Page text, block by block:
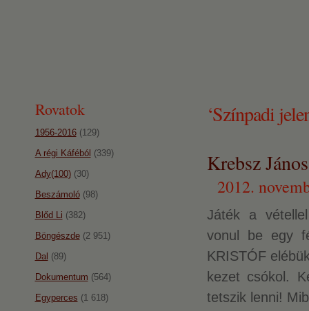
‘Színpadi
Krebsz
2012.
Játék a
vonul be egy
KRISTÓF
kezet csókol.
tetszik lenni!
Rovatok
1956-2016(129)
A régi Káféból (339)
Ady(100)(30)
Beszámoló(98)
Blőd Li (382)
Böngészde(2 951)
Dal (89)
Dokumentum (564)
Egyperces (1 618)